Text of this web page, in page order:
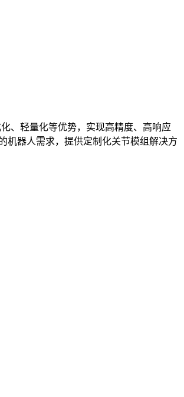
、轻量化等优势，实现高精度、高响应
机器人需求，提供定制化关节模组解决方